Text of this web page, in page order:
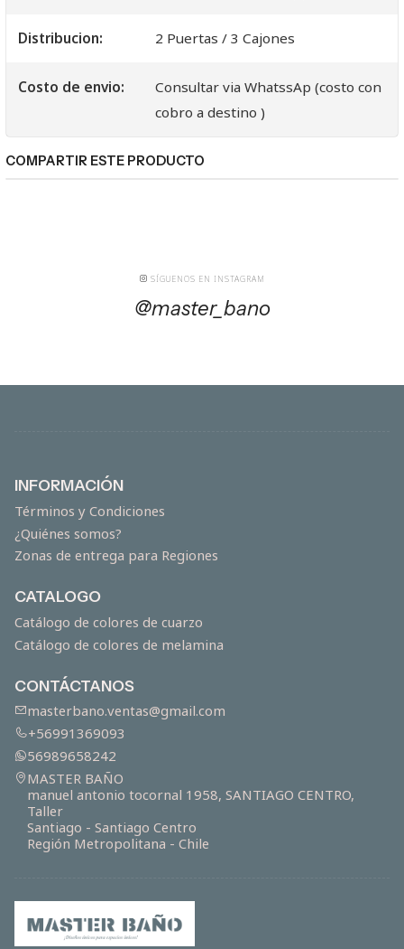
Distribucion: 2 Puertas / 3 Cajones
Costo de envio:
Consultar via WhatssAp (costo con
cobro a destino )
COMPARTIR ESTE PRODUCTO
SÍGUENOS EN INSTAGRAM
@master_bano
INFORMACIÓN
Términos y Condiciones
¿Quiénes somos?
Zonas de entrega para Regiones
CATALOGO
Catálogo de colores de cuarzo
Catálogo de colores de melamina
CONTÁCTANOS
masterbano.ventas@gmail.com
+56991369093
56989658242
MASTER BAÑO
manuel antonio tocornal 1958, SANTIAGO CENTRO,
Taller
Santiago - Santiago Centro
Región Metropolitana - Chile